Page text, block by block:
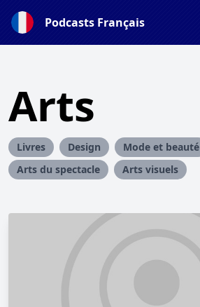
Podcasts Français
Arts
Livres Design Mode et beauté
Arts du spectacle
Arts visuels